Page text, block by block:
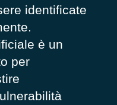
identificate
è un
per